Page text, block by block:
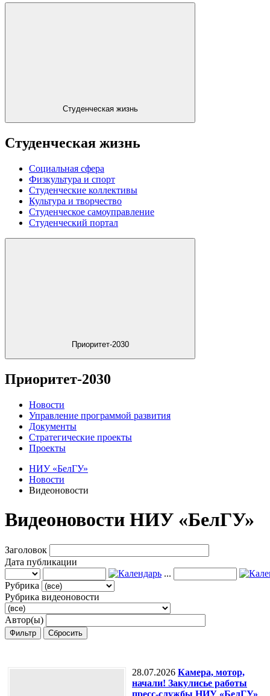
Студенческая жизнь
Студенческая жизнь
Социальная сфера
Физкультура и спорт
Студенческие коллективы
Культура и творчество
Студенческое самоуправление
Студенческий портал
Приоритет-2030
Приоритет-2030
Новости
Управление программой развития
Документы
Стратегические проекты
Проекты
НИУ «БелГУ»
Новости
Видеоновости
Видеоновости НИУ «БелГУ»
Заголовок
Дата публикации
...
Рубрика
Рубрика видеоновости
Автор(ы)
Фильтр Сбросить
28.07.2026 Камера, мотор,
начали! Закулисье работы
пресс-службы НИУ «БелГУ»